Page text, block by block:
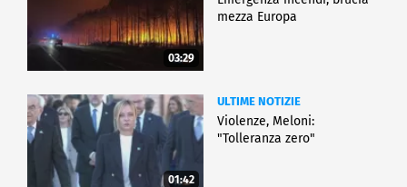
03:29
mezza Europa
01:42
ULTIME NOTIZIE
Violenze, Meloni:
"Tolleranza zero"